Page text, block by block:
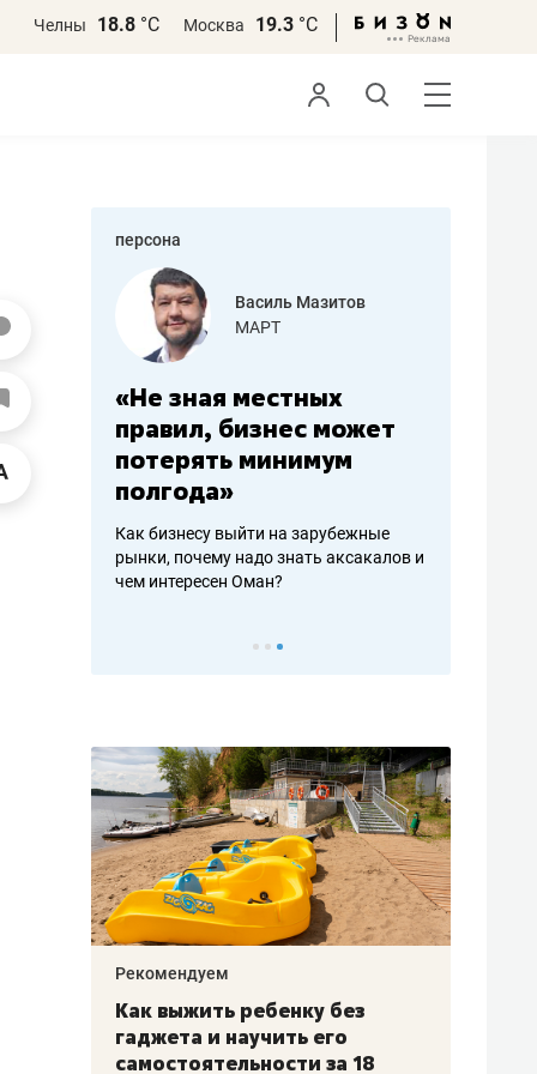
Челны 18.8 °С Москва 19.3 °С
персона
работа
Василь Мазитов
МАРТ
«Не зная местных
правил, бизнес может
потерять минимум
полгода»
Как бизнесу выйти на зарубежные
рынки, почему надо знать аксакалов и
чем интересен Оман?
–
Рекомендуем
Как выжить ребенку без
гаджета и научить его
самостоятельности за 18